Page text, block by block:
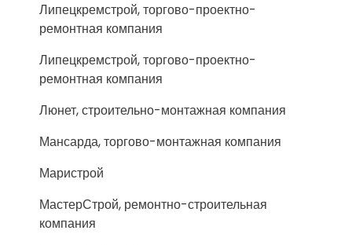
Липецкремстрой, торгово-проектно-
ремонтная компания
Липецкремстрой, торгово-проектно-
ремонтная компания
Люнет, строительно-монтажная компания
Мансарда, торгово-монтажная компания
Маристрой
МастерСтрой, ремонтно-строительная
компания